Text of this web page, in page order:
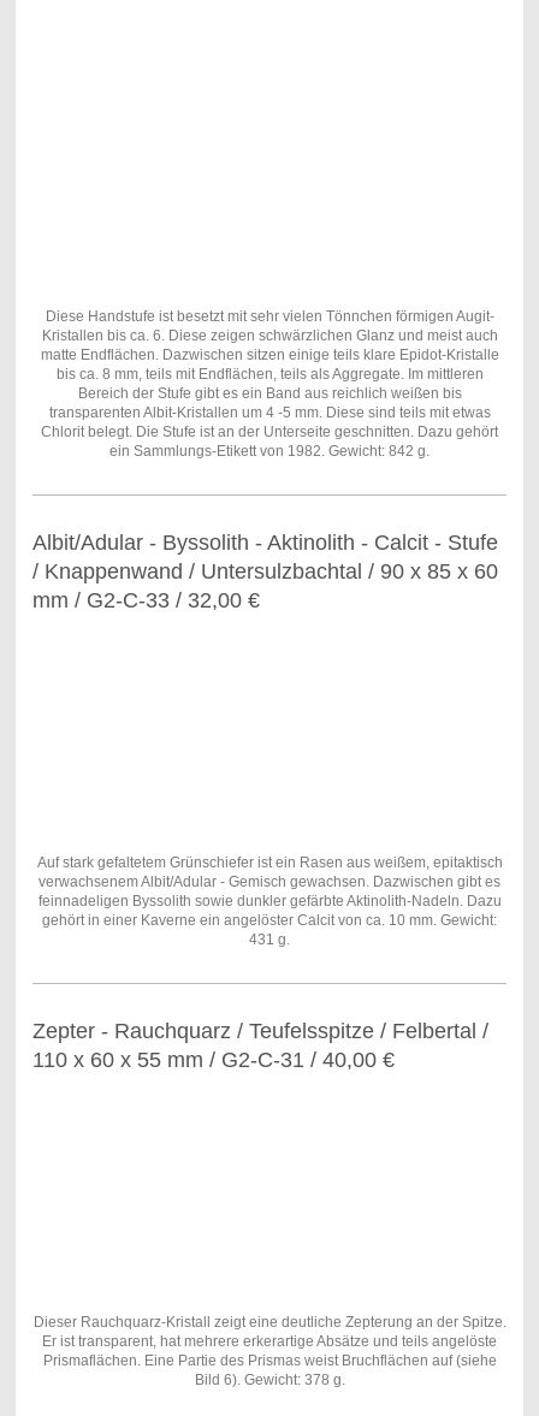
Diese Handstufe ist besetzt mit sehr vielen Tönnchen förmigen Augit-
Kristallen bis ca. 6. Diese zeigen schwärzlichen Glanz und meist auch
matte Endflächen. Dazwischen sitzen einige teils klare Epidot-Kristalle
bis ca. 8 mm, teils mit Endflächen, teils als Aggregate. Im mittleren
Bereich der Stufe gibt es ein Band aus reichlich weißen bis
transparenten Albit-Kristallen um 4 -5 mm. Diese sind teils mit etwas
Chlorit belegt. Die Stufe ist an der Unterseite geschnitten. Dazu gehört
ein Sammlungs-Etikett von 1982. Gewicht: 842 g.
Albit/Adular - Byssolith - Aktinolith - Calcit - Stufe
/ Knappenwand / Untersulzbachtal / 90 x 85 x 60
mm / G2-C-33 / 32,00 €
Auf stark gefaltetem Grünschiefer ist ein Rasen aus weißem, epitaktisch
verwachsenem Albit/Adular - Gemisch gewachsen. Dazwischen gibt es
feinnadeligen Byssolith sowie dunkler gefärbte Aktinolith-Nadeln. Dazu
gehört in einer Kaverne ein angelöster Calcit von ca. 10 mm. Gewicht:
431 g.
Zepter - Rauchquarz / Teufelsspitze / Felbertal /
110 x 60 x 55 mm / G2-C-31 / 40,00 €
Dieser Rauchquarz-Kristall zeigt eine deutliche Zepterung an der Spitze.
Er ist transparent, hat mehrere erkerartige Absätze und teils angelöste
Prismaflächen. Eine Partie des Prismas weist Bruchflächen auf (siehe
Bild 6). Gewicht: 378 g.